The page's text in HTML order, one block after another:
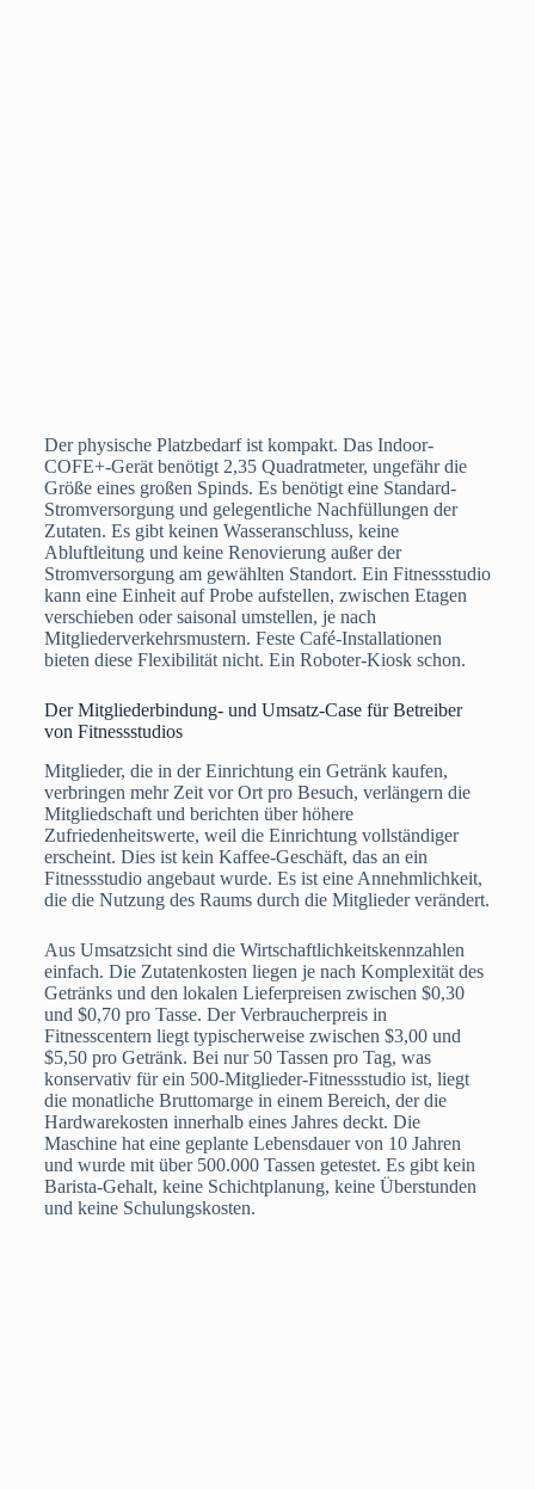
Der physische Platzbedarf ist kompakt. Das Indoor-
COFE+-Gerät benötigt 2,35 Quadratmeter, ungefähr die
Größe eines großen Spinds. Es benötigt eine Standard-
Stromversorgung und gelegentliche Nachfüllungen der
Zutaten. Es gibt keinen Wasseranschluss, keine
Abluftleitung und keine Renovierung außer der
Stromversorgung am gewählten Standort. Ein Fitnessstudio
kann eine Einheit auf Probe aufstellen, zwischen Etagen
verschieben oder saisonal umstellen, je nach
Mitgliederverkehrsmustern. Feste Café-Installationen
bieten diese Flexibilität nicht. Ein Roboter-Kiosk schon.
Der Mitgliederbindung- und Umsatz-Case für Betreiber
von Fitnessstudios
Mitglieder, die in der Einrichtung ein Getränk kaufen,
verbringen mehr Zeit vor Ort pro Besuch, verlängern die
Mitgliedschaft und berichten über höhere
Zufriedenheitswerte, weil die Einrichtung vollständiger
erscheint. Dies ist kein Kaffee-Geschäft, das an ein
Fitnessstudio angebaut wurde. Es ist eine Annehmlichkeit,
die die Nutzung des Raums durch die Mitglieder verändert.
Aus Umsatzsicht sind die Wirtschaftlichkeitskennzahlen
einfach. Die Zutatenkosten liegen je nach Komplexität des
Getränks und den lokalen Lieferpreisen zwischen $0,30
und $0,70 pro Tasse. Der Verbraucherpreis in
Fitnesscentern liegt typischerweise zwischen $3,00 und
$5,50 pro Getränk. Bei nur 50 Tassen pro Tag, was
konservativ für ein 500-Mitglieder-Fitnessstudio ist, liegt
die monatliche Bruttomarge in einem Bereich, der die
Hardwarekosten innerhalb eines Jahres deckt. Die
Maschine hat eine geplante Lebensdauer von 10 Jahren
und wurde mit über 500.000 Tassen getestet. Es gibt kein
Barista-Gehalt, keine Schichtplanung, keine Überstunden
und keine Schulungskosten.